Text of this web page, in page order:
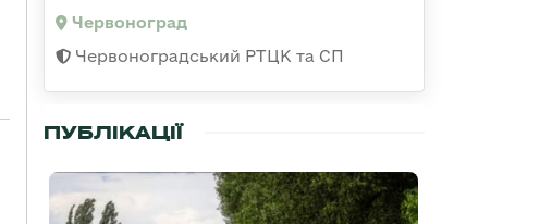
Червоноград
Червоноградський РТЦК та СП
ПУБЛІКАЦІЇ